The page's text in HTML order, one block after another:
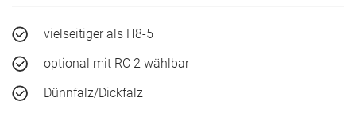
vielseitiger als H8-5
optional mit RC 2 wählbar
Dünnfalz/Dickfalz